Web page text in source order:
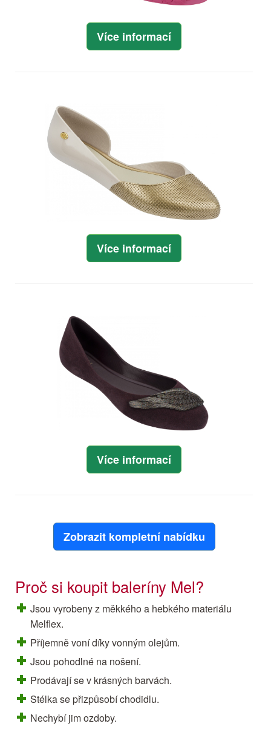
Více informací
Více informací
Více informací
Zobrazit kompletní nabídku
Proč si koupit baleríny Mel?
Jsou vyrobeny z měkkého a hebkého materiálu
Melflex.
Příjemně voní díky vonným olejům.
Jsou pohodlné na nošení.
Prodávají se v krásných barvách.
Stélka se přizpůsobí chodidlu.
Nechybí jim ozdoby.